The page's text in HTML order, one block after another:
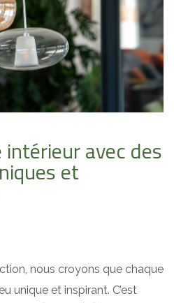
avec des
et
nous croyons que chaque
unique et inspirant. C’est